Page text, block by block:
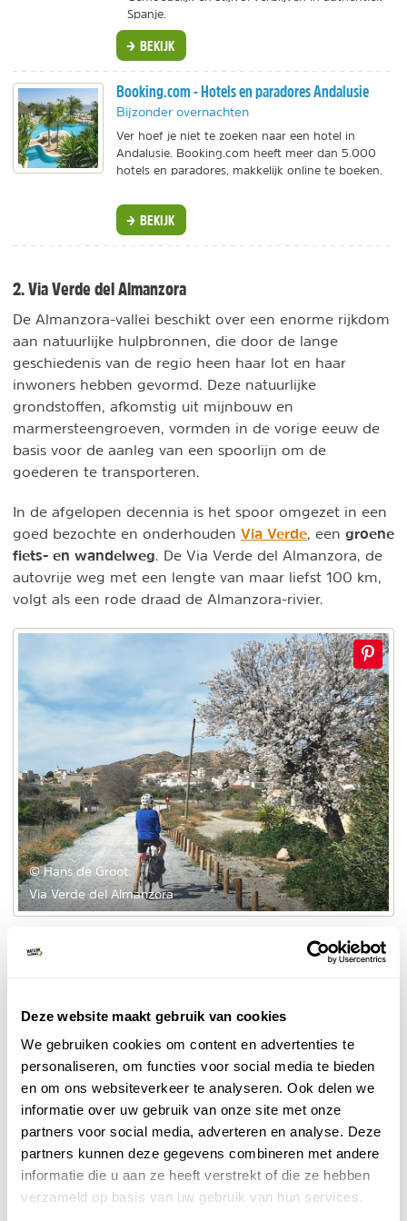
Deze website maakt gebruik van cookies
We gebruiken cookies om content en advertenties te
personaliseren, om functies voor social media te bieden
en om ons websiteverkeer te analyseren. Ook delen we
informatie over uw gebruik van onze site met onze
partners voor social media, adverteren en analyse. Deze
partners kunnen deze gegevens combineren met andere
informatie die u aan ze heeft verstrekt of die ze hebben
verzameld op basis van uw gebruik van hun services.
Spanje.
BEKIJK
Booking.com - Hotels en paradores Andalusie
Bijzonder overnachten
Ver hoef je niet te zoeken naar een hotel in
Andalusie. Booking.com heeft meer dan 5.000
hotels en paradores, makkelijk online te boeken.
BEKIJK
2. Via Verde del Almanzora
De Almanzora-vallei beschikt over een enorme rijkdom
aan natuurlijke hulpbronnen, die door de lange
geschiedenis van de regio heen haar lot en haar
inwoners hebben gevormd. Deze natuurlijke
grondstoffen, afkomstig uit mijnbouw en
marmersteengroeven, vormden in de vorige eeuw de
basis voor de aanleg van een spoorlijn om de
goederen te transporteren.
In de afgelopen decennia is het spoor omgezet in een
goed bezochte en onderhouden Via Verde, een groene
fiets- en wandelweg. De Via Verde del Almanzora, de
autovrije weg met een lengte van maar liefst 100 km,
volgt als een rode draad de Almanzora-rivier.
© Hans de Groot
Via Verde del Almanzora
De groene weg laat je kennis maken met het enorm
gevarieerde landschap. Stroomopwaarts volgen de
sinaasappelbomen, prachtige vergezichten met af en
Natuurlijk passeer je op deze route ook een aantal
prachtige witte dorpen, zoalsOlulamet het museum
Casa Ibáñez, bekend van het "Witte marmeren hoofd"
en Macael.Macaelis letterlijk het marmeren hart van
Spanje, alles maar dan ook álles in het dorpje is er van
wit marmer gemaakt!